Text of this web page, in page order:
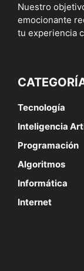
Nuestro
emocionante
tu experiencia
Tecnología
Inteligencia
Programación
Algoritmos
Informática
Internet